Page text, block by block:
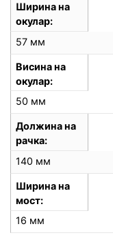
Ширина на
окулар
57 мм
Висина на
окулар
50 мм
Должина на
рачка
140 мм
Ширина на
мост
16 мм